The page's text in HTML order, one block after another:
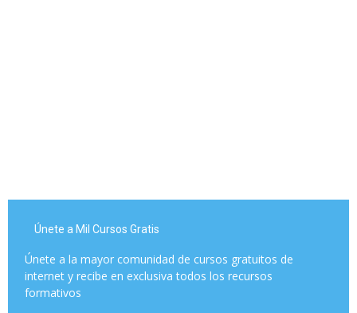
Únete a Mil Cursos Gratis
Únete a la mayor comunidad de cursos gratuitos de
internet y recibe en exclusiva todos los recursos
formativos